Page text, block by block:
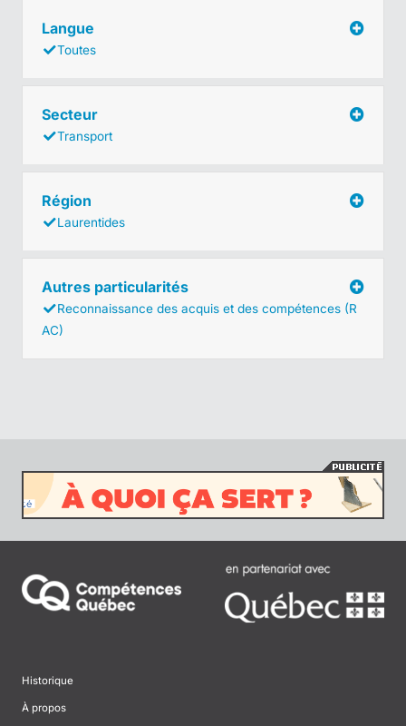
Langue
Toutes
Secteur
Transport
Région
Laurentides
Autres particularités
Reconnaissance des acquis et des compétences (R
AC)
Historique
À propos